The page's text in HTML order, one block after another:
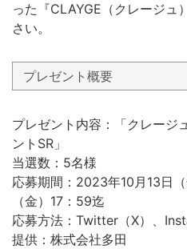
った『CLAYGE（クレージュ
さい。
プレゼント概要
プレゼント内容：「クレージ
ントSR」
当選数：5名様
応募期間：2023年10月13日
（金）17：59迄
応募方法：Twitter（X）、
提供：株式会社多田